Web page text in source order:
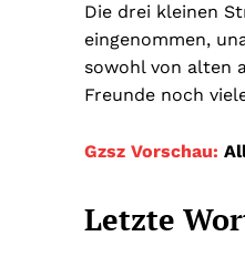
Die drei kleinen
eingenommen,
sowohl von alten
Freunde noch
Gzsz Vorschau:
Letzte